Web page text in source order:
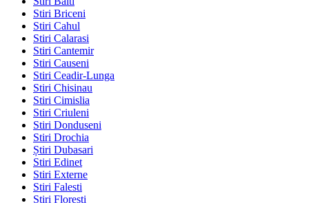
Stiri Briceni
Stiri Cahul
Stiri Calarasi
Stiri Cantemir
Stiri Causeni
Stiri Ceadir-Lunga
Stiri Chisinau
Stiri Cimislia
Stiri Criuleni
Stiri Donduseni
Stiri Drochia
Știri Dubasari
Stiri Edinet
Stiri Externe
Stiri Falesti
Stiri Floresti